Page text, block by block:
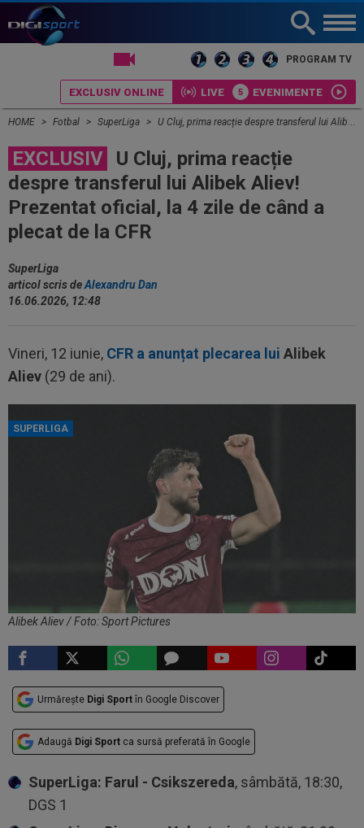
PROGRAM TV
EXCLUSIV ONLINE LIVE EVENIMENTE
HOME Fotbal SuperLiga U Cluj, prima reacție despre transferul lui Alibek Aliev! Prezentat oficial, la 4 zile de când a plecat de la CFR
EXCLUSIV
U Cluj, prima reacție
despre transferul lui Alibek Aliev!
Prezentat oficial, la 4 zile de când a
plecat de la CFR
SuperLiga
articol scris deAlexandru Dan
16.06.2026, 12:48
Vineri, 12 iunie, CFR a anunțat plecarea lui Alibek
Aliev (29 de ani).
SUPERLIGA
Alibek Aliev / Foto: Sport Pictures
Urmărește Digi Sport în Google Discover
Adaugă Digi Sport ca sursă preferată în Google
SuperLiga: Farul - Csikszereda, sâmbătă, 18:30,
DGS 1